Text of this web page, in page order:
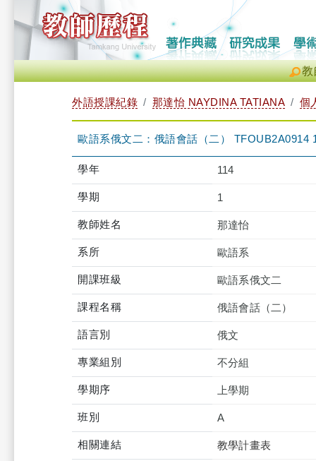
教
外語授課紀錄 那達怡 NAYDINA TATIANA 個
歐語系俄文二：俄語會話（二） TFOUB2A0914
學年 114
學期 1
教師姓名 那達怡
系所 歐語系
開課班級 歐語系俄文二
課程名稱 俄語會話（二）
語言別 俄文
專業組別 不分組
學期序 上學期
班別 A
相關連結 教學計畫表